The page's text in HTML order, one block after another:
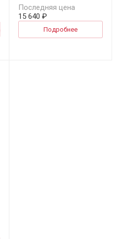
Последняя цена
15 640 ₽
Подробнее